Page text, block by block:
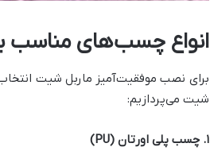
انواع چسب‌های مناسب
برای نصب موفقیت‌آمیز ماربل شیت
شیت می‌پردازیم:
۱. چسب پلی اورتان (PU)